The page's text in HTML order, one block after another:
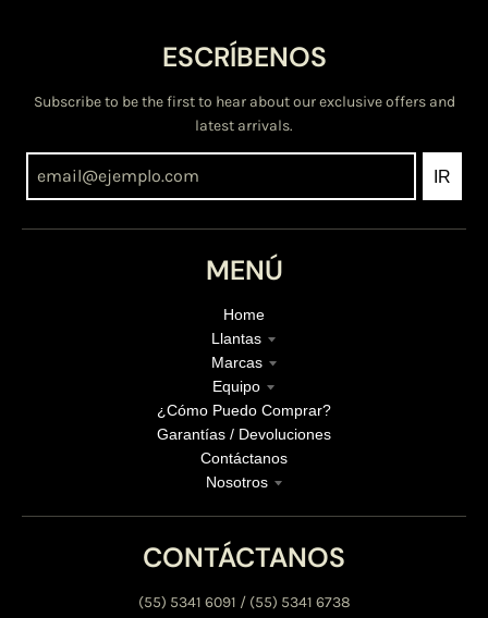
ESCRÍBENOS
Subscribe to be the first to hear about our exclusive offers and
latest arrivals.
IR
MENÚ
Home
Llantas
Marcas
Equipo
¿Cómo Puedo Comprar?
Garantías / Devoluciones
Contáctanos
Nosotros
CONTÁCTANOS
(55) 5341 6091 / (55) 5341 6738